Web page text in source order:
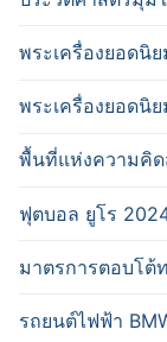
พระเครื่องยอดนิ
พระเครื่องยอดนิ
พื้นที่แห่งความคิด
ฟุตบอล ยูโร
มาตรการตอบโต้
รถยนต์ไฟฟ้า